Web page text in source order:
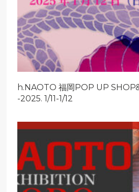
h.NAOTO 福岡POP UP
-2025. 1/11-1/12